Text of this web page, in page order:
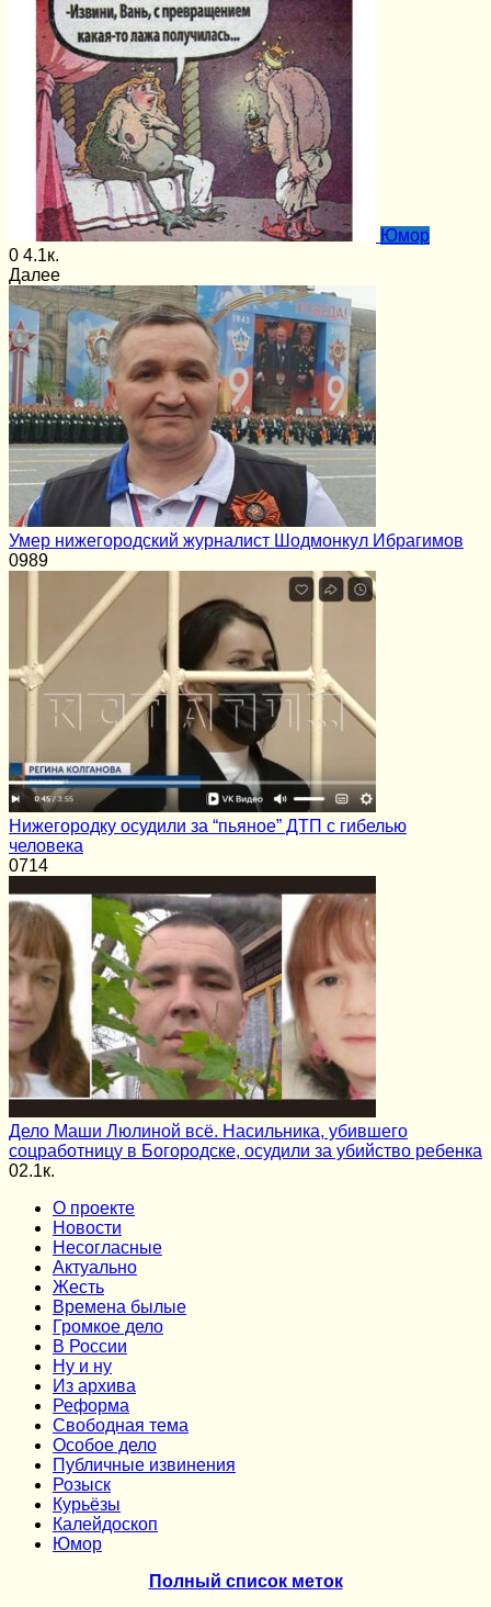
Юмор
0 4.1к.
Далее
Умер нижегородский журналист Шодмонкул Ибрагимов
0989
Нижегородку осудили за “пьяное” ДТП с гибелью
человека
0714
Дело Маши Люлиной всё. Насильника, убившего
соцработницу в Богородске, осудили за убийство ребенка
02.1к.
О проекте
Новости
Несогласные
Актуально
Жесть
Времена былые
Громкое дело
В России
Ну и ну
Из архива
Реформа
Cвободная тема
Особое дело
Публичные извинения
Розыск
Курьёзы
Калейдоскоп
Юмор
Полный список меток